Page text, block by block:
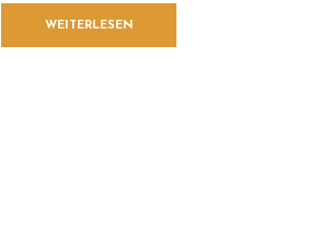
WEITERLESEN